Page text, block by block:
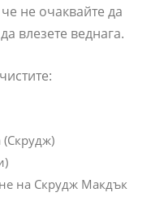
не очаквайте да
влезете веднага.
на Скрудж Макдък